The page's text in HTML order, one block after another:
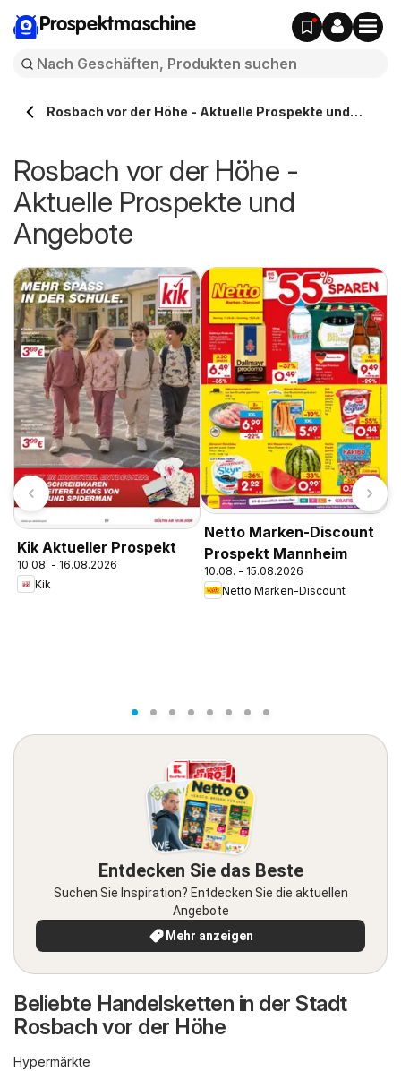
Prospektmaschine
Rosbach vor der Höhe - Aktuelle Prospekte und
Rosbach vor der Höhe -
Aktuelle Prospekte und
Angebote
Kik Aktueller Prospekt
10.08. - 16.08.2026
Kik
Netto Marken-Discount
Prospekt Mannheim
10.08. - 15.08.2026
Netto Marken-Discount
Entdecken Sie das Beste
Suchen Sie Inspiration? Entdecken Sie die aktuellen
Angebote
Mehr anzeigen
Beliebte Handelsketten in der Stadt
Rosbach vor der Höhe
Hypermärkte